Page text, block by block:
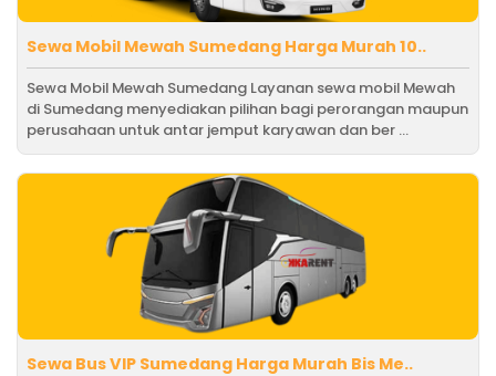
Sewa Mobil Mewah Sumedang Harga Murah 10..
Sewa Mobil Mewah Sumedang Layanan sewa mobil Mewah
di Sumedang menyediakan pilihan bagi perorangan maupun
perusahaan untuk antar jemput karyawan dan ber ...
Sewa Bus VIP Sumedang Harga Murah Bis Me..